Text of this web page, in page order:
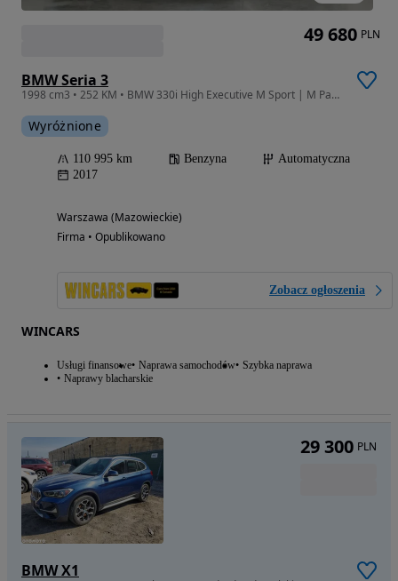
BMW Seria 3
1998 cm3 • 252 KM • BMW 330i High Executive M Sport | M Pakiet
Wyróżnione
110 995 km Benzyna
Automatyczna
2017
Warszawa (Mazowieckie)
Firma • Opublikowano
Zobacz ogłoszenia
WINCARS
Usługi finansowe Naprawa samochodów Szybka naprawa
Naprawy blacharskie
49 680 PLN
BMW X1
29 300 PLN